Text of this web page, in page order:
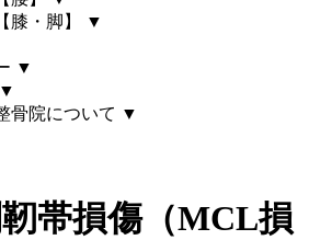
膝・脚】
▼
▼
▼
骨院について ▼
帯損傷（MCL損